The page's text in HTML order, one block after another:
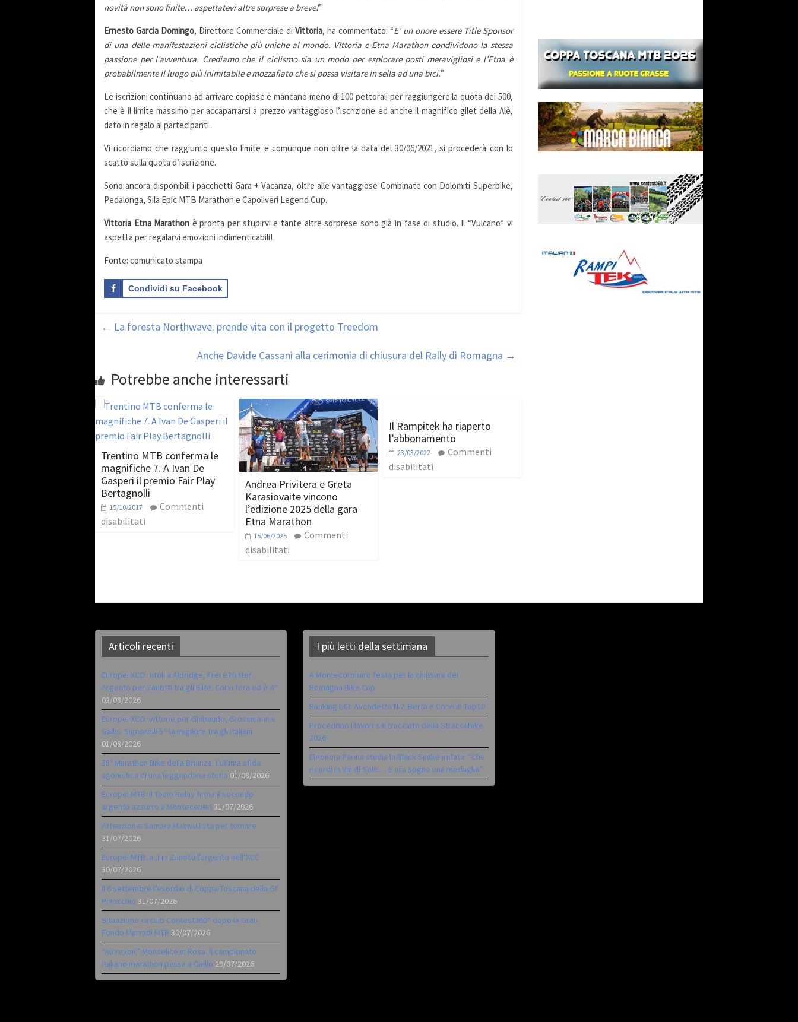
novità non sono finite… aspettatevi altre sorprese a breve!”
Ernesto Garcia Domingo, Direttore Commerciale di Vittoria, ha commentato: “E’ un onore essere Title Sponsor
di una delle manifestazioni ciclistiche più uniche al mondo. Vittoria e Etna Marathon condividono la stessa
passione per l’avventura. Crediamo che il ciclismo sia un modo per esplorare posti meravigliosi e l’Etna è
probabilmente il luogo più inimitabile e mozzafiato che si possa visitare in sella ad una bici.”
Le iscrizioni continuano ad arrivare copiose e mancano meno di 100 pettorali per raggiungere la quota dei 500,
che è il limite massimo per accaparrarsi a prezzo vantaggioso l’iscrizione ed anche il magnifico gilet della Alè,
dato in regalo ai partecipanti.
Vi ricordiamo che raggiunto questo limite e comunque non oltre la data del 30/06/2021, si procederà con lo
scatto sulla quota d’iscrizione.
Sono ancora disponibili i pacchetti Gara + Vacanza, oltre alle vantaggiose Combinate con Dolomiti Superbike,
Pedalonga, Sila Epic MTB Marathon e Capoliveri Legend Cup.
Vittoria Etna Marathon è pronta per stupirvi e tante altre sorprese sono già in fase di studio. Il “Vulcano” vi
aspetta per regalarvi emozioni indimenticabili!
Fonte: comunicato stampa
Condividi su Facebook
← La foresta Northwave: prende vita con il progetto Treedom
Anche Davide Cassani alla cerimonia di chiusura del Rally di Romagna →
Potrebbe anche interessarti
Trentino MTB conferma le
magnifiche 7. A Ivan De
Gasperi il premio Fair Play
Bertagnolli
15/10/2017
Commenti
disabilitati
Andrea Privitera e Greta
Karasiovaite vincono
l’edizione 2025 della gara
Etna Marathon
15/06/2025
Commenti
disabilitati
Il Rampitek ha riaperto
l’abbonamento
23/03/2022
Commenti
disabilitati
Articoli recenti
Europei XCO: titoli a Aldridge, Frei e Hutter.
Argento per Zanotti tra gli Elite. Corvi fora ed è 4^
02/08/2026
Europei XCO: vittorie per Ghibaudo, Grossmann e
Gallis. Signorelli 5^ la migliore tra gli italiani
01/08/2026
35ª Marathon Bike della Brianza: l’ultima sfida
agonistica di una leggendaria storia 01/08/2026
Europei MTB: il Team Relay firma il secondo
argento azzurro a Monteceneri 31/07/2026
Attenzione: Samara Maxwell sta per tornare
31/07/2026
Europei MTB: a Juri Zanotti l’argento nell’XCC
30/07/2026
Il 6 settembre l’esordio di Coppa Toscana della Gf
Pinocchio 31/07/2026
Situazione circuiti Contest360° dopo la Gran
Fondo Marradi MTB 30/07/2026
“Au revoir” Monselice in Rosa. Il campionato
italiano marathon passa a Gallio 29/07/2026
I più letti della settimana
A Montecoronaro festa per la chiusura del
Romagna Bike Cup
Ranking UCI: Avondetto N.2. Berta e Corvi in Top10
Procedono i lavori sul tracciato della Straccabike
2026
Eleonora Farina studia la Black Snake iridata: “Che
ricordi in Val di Sole… e ora sogno una medaglia”